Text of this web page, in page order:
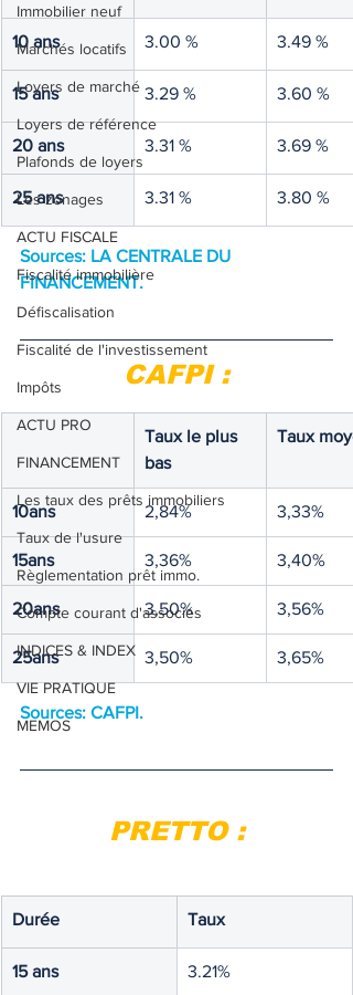
Immobilier neuf
Marchés locatifs
Loyers de marché
Loyers de référence
Plafonds de loyers
Les zonages
ACTU FISCALE
Fiscalité immobilière
Défiscalisation
Fiscalité de l'investissement
Impôts
ACTU PRO
FINANCEMENT
Les taux des prêts immobiliers
Taux de l'usure
Règlementation prêt immo.
Compte courant d'associés
INDICES & INDEX
VIE PRATIQUE
MEMOS
10 ans 3.00 % 3.49 %
15 ans 3.29 % 3.60 %
20 ans 3.31 % 3.69 %
25 ans 3.31 % 3.80 %
Sources: LA CENTRALE DU
FINANCEMENT.
CAFPI :
Taux le plus
bas
Taux
10ans 2,84% 3,33%
15ans 3,36% 3,40%
20ans 3,50% 3,56%
25ans 3,50% 3,65%
Sources: CAFPI.
PRETTO :
Durée Taux
15 ans 3.21%